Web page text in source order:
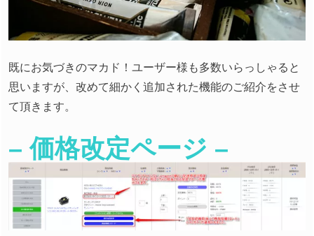
既にお気づきのマカド！ユーザー様も多数いらっしゃると
思いますが、改めて細かく追加された機能のご紹介をさせ
て頂きます。
– 価格改定ページ –